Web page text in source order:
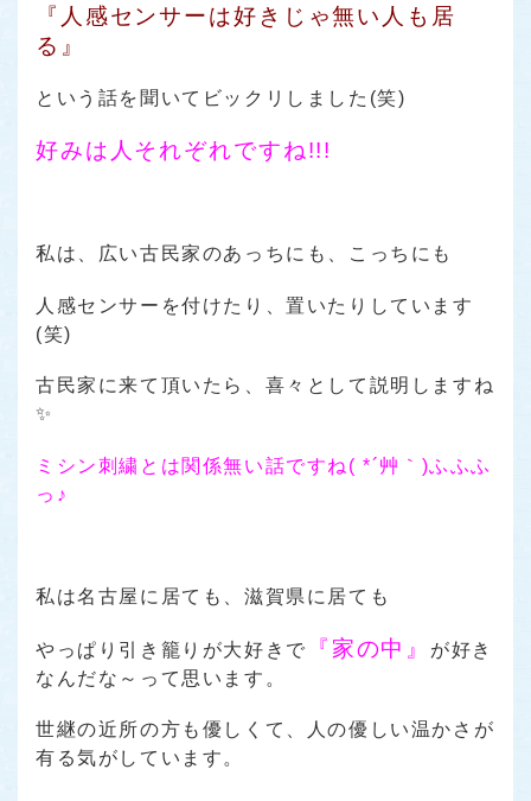
『人感センサーは好きじゃ無い人も居
る』
という話を聞いてビックリしました(笑)
好みは人それぞれですね!!!
私は、広い古民家のあっちにも、こっちにも
人感センサーを付けたり、置いたりしています
(笑)
古民家に来て頂いたら、喜々として説明しますね
✨
ミシン刺繍とは関係無い話ですね( *´艸｀)ふふふ
っ♪
私は名古屋に居ても、滋賀県に居ても
やっぱり引き籠りが大好きで 『家の中』
が好き
なんだな～って思います。
世継の近所の方も優しくて、人の優しい温かさが
有る気がしています。